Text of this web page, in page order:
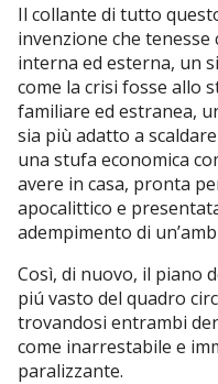
Il collante di tutto
invenzione che
interna ed esterna, un
come la crisi fosse allo
familiare ed estranea,
sia più adatto a
una stufa economica
avere in casa, pronta
apocalittico e
adempimento di
Così, di nuovo, il piano
piú vasto del quadro
trovandosi entrambi
come inarrestabile e
paralizzante.